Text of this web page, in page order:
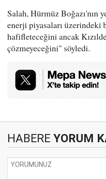
Salah, Hürmüz Boğazı'nın
enerji piyasaları üzerindeki
hafifleteceğini ancak
çözmeyeceğini" söyledi.
HABERE YORUM